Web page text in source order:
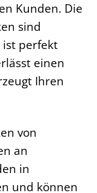
Kunden. Die
sind
ist perfekt
einen
Ihren
von
an
in
und können